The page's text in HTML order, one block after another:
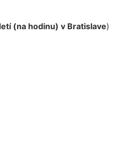
(na hodinu) v Bratislave)